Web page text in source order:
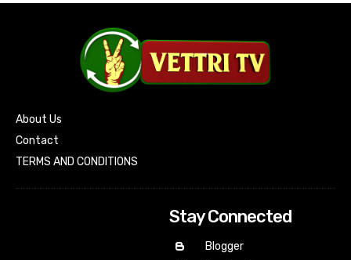
About Us
Contact
TERMS AND CONDITIONS
Stay Connected
Blogger